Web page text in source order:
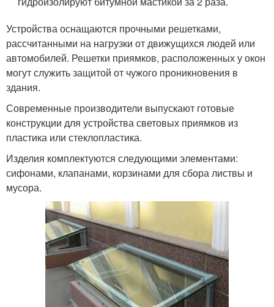
Устройства оснащаются прочными решетками,
рассчитанными на нагрузки от движущихся людей или
автомобилей. Решетки приямков, расположенных у окон
могут служить защитой от чужого проникновения в
здания.
Современные производители выпускают готовые
конструкции для устройства световых приямков из
пластика или стеклопластика.
Изделия комплектуются следующими элементами:
сифонами, клапанами, корзинами для сбора листвы и
мусора.